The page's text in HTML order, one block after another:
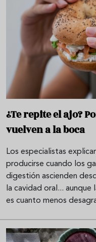
¿Te repite el ajo?
vuelven a la boca
Los especialistas
producirse cuando los
digestión ascienden
la cavidad oral... aunque
es cuanto menos